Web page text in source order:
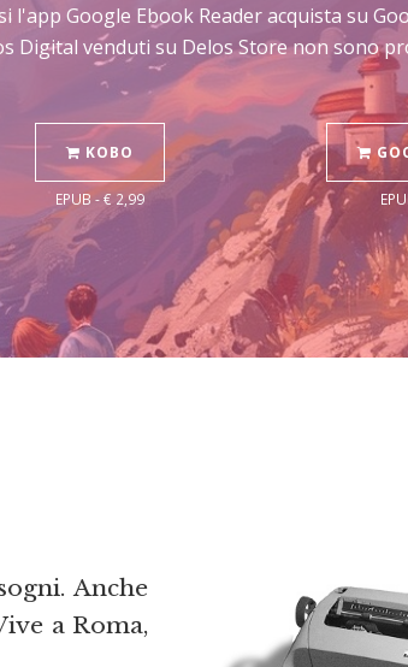
Google Ebook Reader acquista su
Digital venduti su Delos Store non sono
KOBO
EPUB - € 2,99
Anche
a Roma,